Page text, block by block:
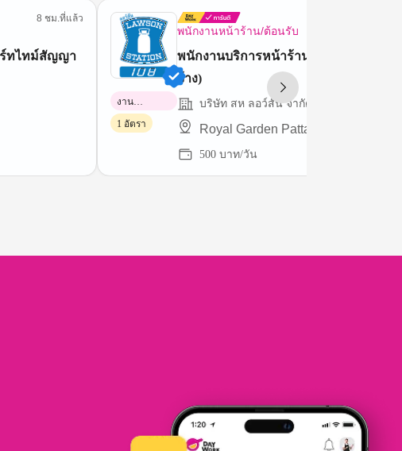
8 ชม.ที่แล้ว
ร์ทไทม์สัญญา
พนักงานหน้าร้าน/ต้อนรับ
พนักงานบริการหน้าร้าน (พาร์ทไทม์สัญ
จ้าง)
บริษัท สห ลอว์สัน จำกัด
Royal Garden Pattaya
500 บาท/วัน
งาน
พาร์ทไทม์
1 อัตรา